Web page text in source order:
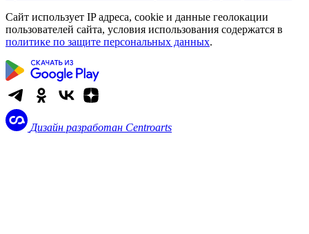
Сайт использует IP адреса, cookie и данные геолокации
пользователей сайта, условия использования содержатся в
политике по защите персональных данных.
Дизайн разработан Centroarts